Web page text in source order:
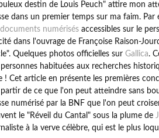
destin de Louis Peuch" attire mon
dans un premier temps sur ma faim. Par
documents numérisés accessibles sur le
dans l'ouvrage de Françoise Raison-
Quelques photos officielles sur Gallica.
habituées aux recherches
! Cet article en présente les premières
de ce que l'on peut atteindre sans
numérisé par la BNF que l'on peut
le "Réveil du Cantal" sous la plume de
à la verve célèbre, qui est le plus